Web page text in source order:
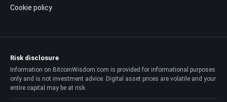
Cookie policy
Risk disclosure
Information on BitcoinWisdom.com is provided for informational purposes
only and is not investment advice. Digital asset prices are volatile and your
entire capital may be at risk.